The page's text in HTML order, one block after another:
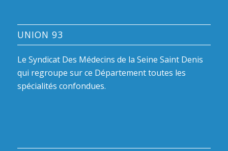
UNION 93
Le Syndicat Des Médecins de la Seine Saint Denis
qui regroupe sur ce Département toutes les
spécialités confondues.